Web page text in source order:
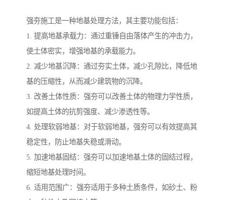
强夯施工是一种地基处理方法，其主要功能包括：
1. 提高地基承载力：通过重锤自由落体产生的冲击力，
使土体密实，增强地基的承载能力。
2. 减少地基沉降：通过夯实土体，减少孔隙比，降低地
基的压缩性，从而减少建筑物的沉降。
3. 改善土体性质：强夯可以改善土体的物理力学性质，
如提高土体的抗剪强度、减少渗透性等。
4. 处理软弱地基：对于软弱地基，强夯可以有效提高其
稳定性，防止地基失稳或滑动。
5. 加速地基固结：强夯可以加速地基土体的固结过程，
缩短地基处理时间。
6. 适用范围广：强夯适用于多种土质条件，如砂土、粉